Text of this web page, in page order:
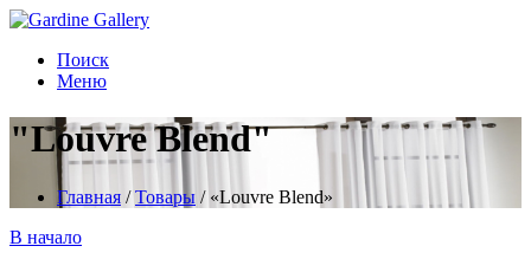
Поиск
Меню
"Louvre Blend"
Главная /Товары / «Louvre Blend»
В начало